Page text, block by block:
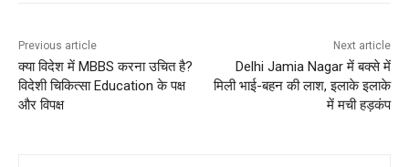
Previous article
क्या विदेश में MBBS करना उचित है?
विदेशी चिकित्सा Education के पक्ष
और विपक्ष
Next article
Delhi Jamia Nagar में बक्से में
मिली भाई-बहन की लाश, इलाके इलाके
में मची हड़कंप